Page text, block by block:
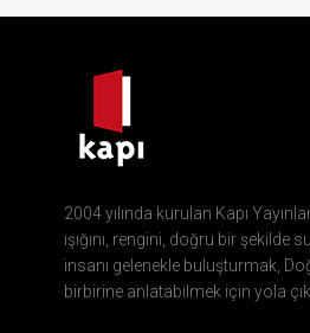
2004 yılında kurulan Kapı
ışığını, rengini, doğru bir şekilde
insanı gelenekle buluşturmak,
birbirine anlatabilmek için yola